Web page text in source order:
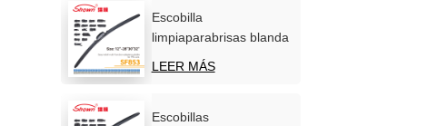
Escobilla
limpiaparabrisas blanda
carbonizada
multifunción para coche
LEER MÁS
Escobillas